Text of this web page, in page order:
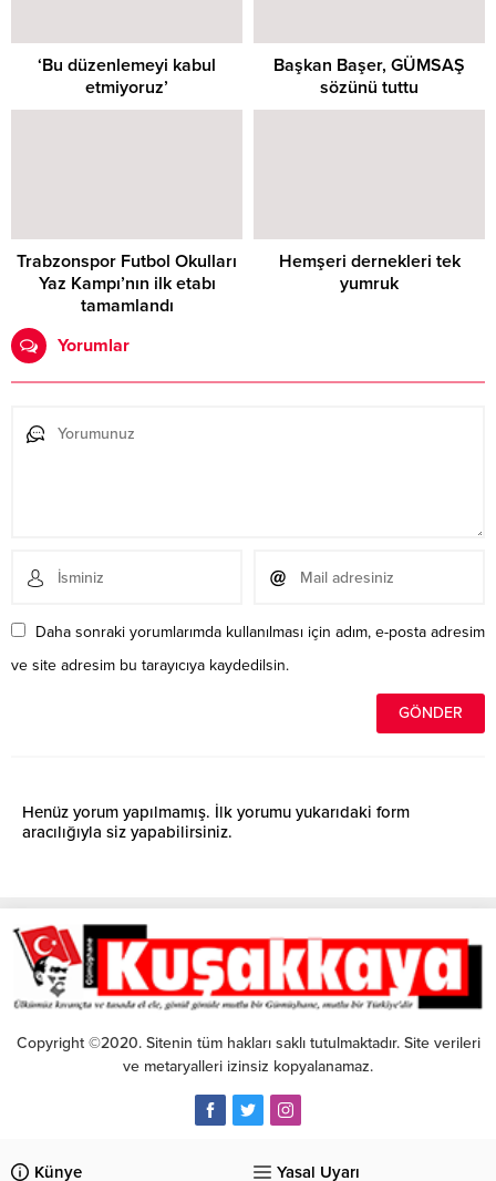
‘Bu düzenlemeyi kabul
etmiyoruz’
Başkan Başer, GÜMSAŞ
sözünü tuttu
Trabzonspor Futbol Okulları
Yaz Kampı’nın ilk etabı
tamamlandı
Hemşeri dernekleri tek
yumruk
Yorumlar
Daha sonraki yorumlarımda kullanılması için adım, e-posta adresim
ve site adresim bu tarayıcıya kaydedilsin.
Henüz yorum yapılmamış. İlk yorumu yukarıdaki form
aracılığıyla siz yapabilirsiniz.
Copyright ©2020. Sitenin tüm hakları saklı tutulmaktadır. Site verileri
ve metaryalleri izinsiz kopyalanamaz.
Künye Yasal Uyarı